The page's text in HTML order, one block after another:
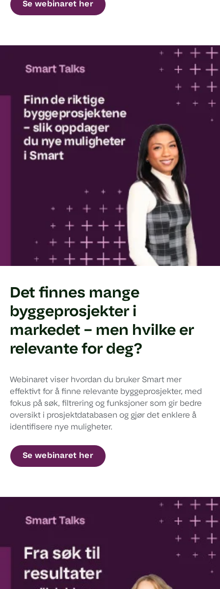
Se webinaret her
Det finnes mange
byggeprosjekter i
markedet – men hvilke er
relevante for deg?
Webinaret viser hvordan du bruker Smart mer
effektivt for å finne relevante byggeprosjekter, med
fokus på søk, filtrering og funksjoner som gir bedre
oversikt i prosjektdatabasen og gjør det enklere å
identifisere nye muligheter.
Se webinaret her